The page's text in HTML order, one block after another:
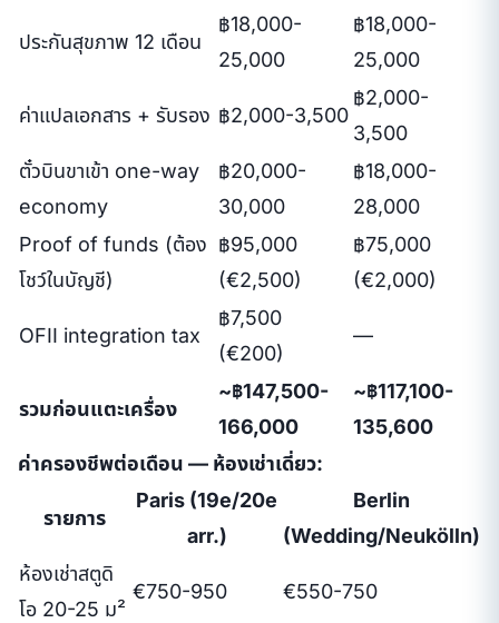
ประกันสุขภาพ 12 เดือน
฿18,000-
25,000
฿18,000-
25,000
ค่าแปลเอกสาร + รับรอง ฿2,000-3,500
฿2,000-
3,500
ตั๋วบินขาเข้า one-way
economy
฿20,000-
30,000
฿18,000-
28,000
Proof of funds (ต้อง
โชว์ในบัญชี)
฿95,000
(€2,500)
฿75,000
(€2,000)
OFII integration tax
฿7,500
(€200)
—
รวมก่อนแตะเครื่อง
~฿147,500-
166,000
~฿117,100-
135,600
ค่าครองชีพต่อเดือน — ห้องเช่าเดี่ยว:
รายการ
Paris (19e/20e
arr.)
Berlin
(Wedding/Neukölln)
ห้องเช่าสตูดิ
โอ 20-25 ม²
€750-950 €550-750